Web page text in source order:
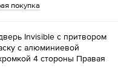
покупка
Invisible с притвором
с алюминиевой
4 стороны Правая